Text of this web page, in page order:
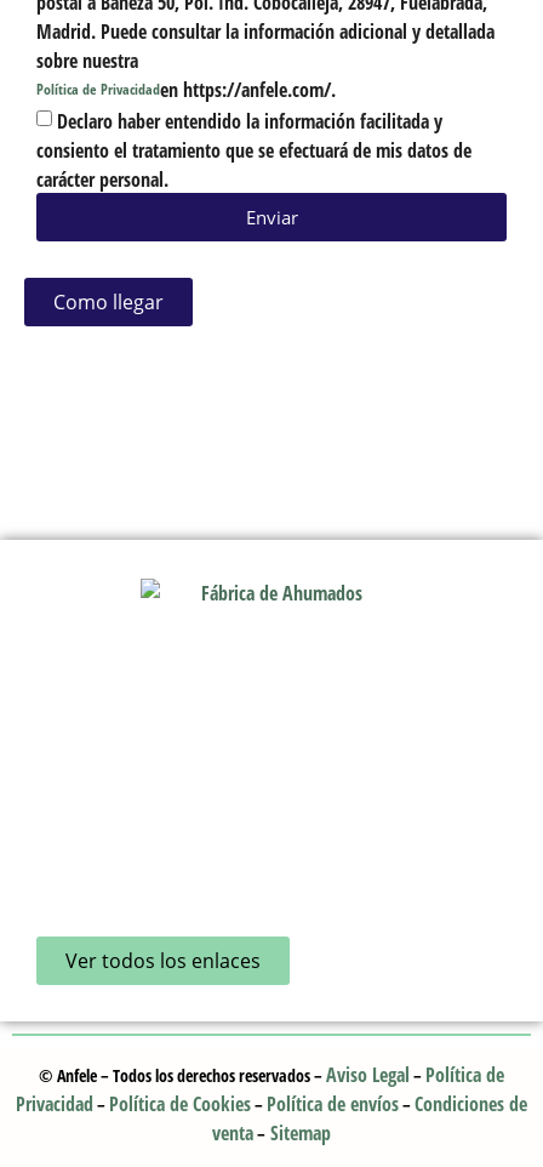
Madrid. Puede consultar la información adicional y detallada
sobre nuestra
Política de Privacidaden https://anfele.com/.
Declaro haber entendido la información facilitada y
consiento el tratamiento que se efectuará de mis datos de
carácter personal.
Enviar
Como llegar
Ver todos los enlaces
© Anfele – Todos los derechos reservados –Aviso Legal – Política de
Privacidad – Política de Cookies– Política de envíos–Condiciones de
venta– Sitemap